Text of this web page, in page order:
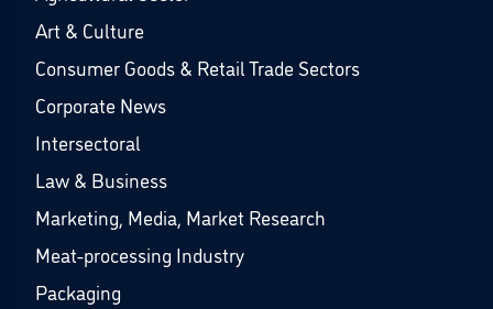
Art & Culture
Consumer Goods & Retail Trade Sectors
Corporate News
Intersectoral
Law & Business
Marketing, Media, Market Research
Meat-processing Industry
Packaging